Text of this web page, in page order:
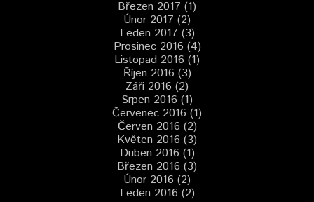
Březen 2017 (1)
Únor 2017 (2)
Leden 2017 (3)
Prosinec 2016 (4)
Listopad 2016 (1)
Říjen 2016 (3)
Záři 2016 (2)
Srpen 2016 (1)
Červenec 2016 (1)
Červen 2016 (2)
Květen 2016 (3)
Duben 2016 (1)
Březen 2016 (3)
Únor 2016 (2)
Leden 2016 (2)